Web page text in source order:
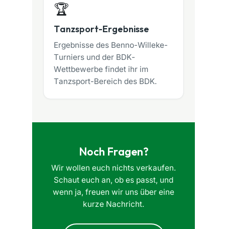
🏆
Tanzsport-Ergebnisse
Ergebnisse des Benno-Willeke-
Turniers und der BDK-
Wettbewerbe findet ihr im
Tanzsport-Bereich des BDK.
Noch Fragen?
Wir wollen euch nichts verkaufen.
Schaut euch an, ob es passt, und
wenn ja, freuen wir uns über eine
kurze Nachricht.